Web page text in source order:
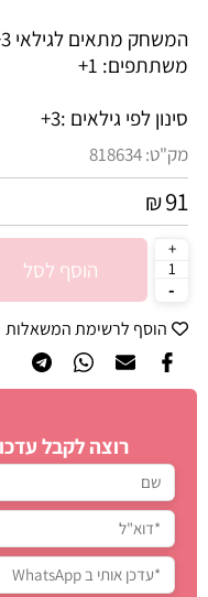
המשחק מתאים לגילאי 3+
משתתפים: 1+
סינון לפי גילאים :3+
מק"ט:818634
₪91
הוסף לסל
הוסף לרשימת המשאלות
רוצה לקבל